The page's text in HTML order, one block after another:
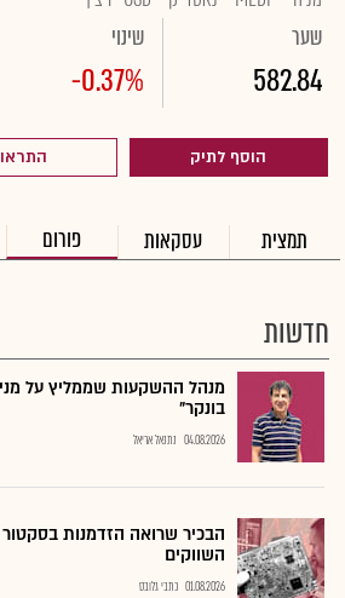
שער
582.84
שינוי
-0.37%
הוסף לתיק
תמצית עסקאות פורום
חדשות
מנהל ההשקעות שממליץ על
בונקר"
04.08.2026 נתנאל אריאל
הבכיר שרואה הזדמנות
השווקים
01.08.2026 כתבי גלובס